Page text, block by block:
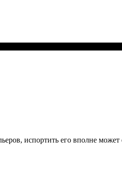
испортить его вполне